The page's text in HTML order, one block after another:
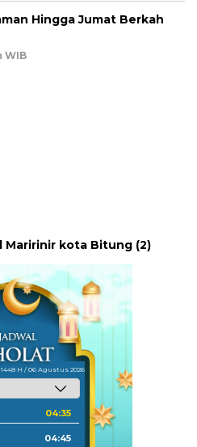
Hingga Jumat Berkah
WIB
Maririnir kota Bitung (2)
H / 06 Agustus 2026
04:35
04:45